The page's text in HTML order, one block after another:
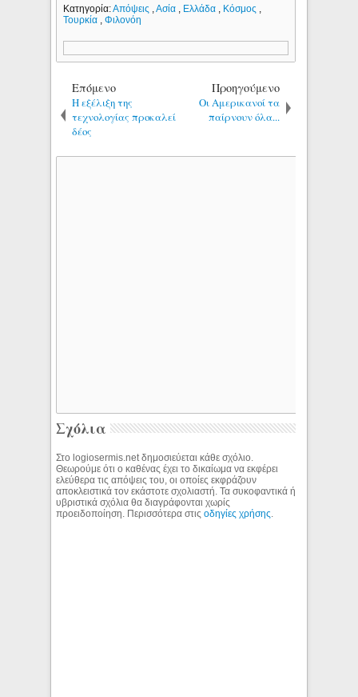
Κατηγορία:Απόψεις ,Ασία Ελλάδα Κόσμος
Τουρκία
,Φιλονόη
Επόμενο
Η εξέλιξη της
τεχνολογίας προκαλεί
δέος
Προηγούμενο
Oι Αμερικανοί τα
παίρνουν όλα...
Σχόλια
Στο logiosermis.net δημοσιεύεται κάθε σχόλιο.
Θεωρούμε ότι ο καθένας έχει το δικαίωμα να εκφέρει
ελεύθερα τις απόψεις του, οι οποίες εκφράζουν
αποκλειστικά τον εκάστοτε σχολιαστή. Τα συκοφαντικά ή
υβριστικά σχόλια θα διαγράφονται χωρίς
προειδοποίηση. Περισσότερα στιςοδηγίες χρήσης